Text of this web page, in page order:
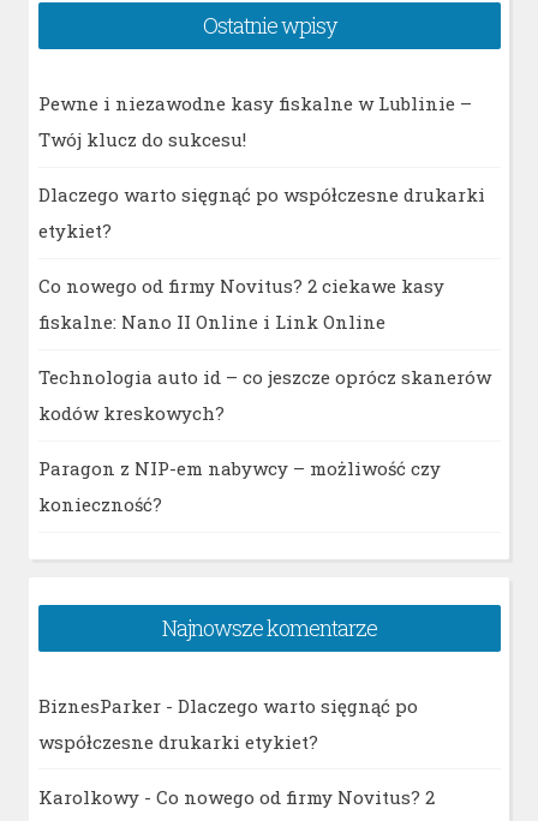
Ostatnie wpisy
Pewne i niezawodne kasy fiskalne w Lublinie –
Twój klucz do sukcesu!
Dlaczego warto sięgnąć po współczesne drukarki
etykiet?
Co nowego od firmy Novitus? 2 ciekawe kasy
fiskalne: Nano II Online i Link Online
Technologia auto id – co jeszcze oprócz skanerów
kodów kreskowych?
Paragon z NIP-em nabywcy – możliwość czy
konieczność?
Najnowsze komentarze
BiznesParker- Dlaczego warto sięgnąć po
współczesne drukarki etykiet?
Karolkowy- Co nowego od firmy Novitus? 2